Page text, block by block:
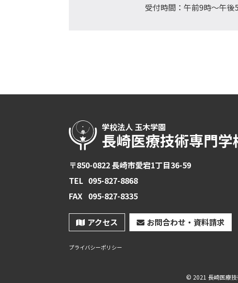
受付時間：午前9時〜午後
学校法人 玉木学園
長崎医療技術専門学
〒850-0822 長崎市愛宕1丁目36-59
TEL 095-827-8868
FAX 095-827-8335
アクセス お問合わせ・資料請求
プライバシーポリシー
© 2021 長崎医療技